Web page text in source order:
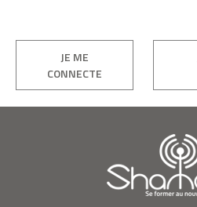
JE ME
CONNECTE